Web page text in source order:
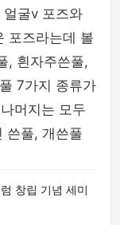
굴v 포즈와
포즈라는데 볼
, 흰자주쓴풀,
7가지 종류가
머지는 모두
쓴풀, 개쓴풀
창립 기념 세미